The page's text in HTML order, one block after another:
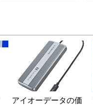
アイオーデータの価